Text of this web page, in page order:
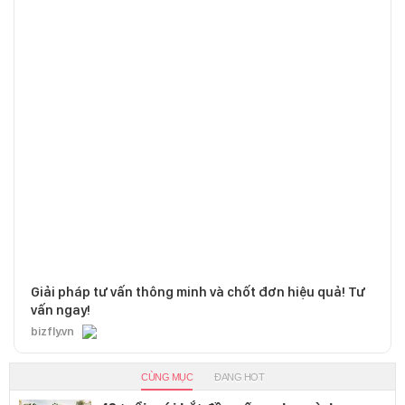
Giải pháp tư vấn thông minh và chốt đơn hiệu quả! Tư
vấn ngay!
bizfly.vn
CÙNG MỤC ĐANG HOT